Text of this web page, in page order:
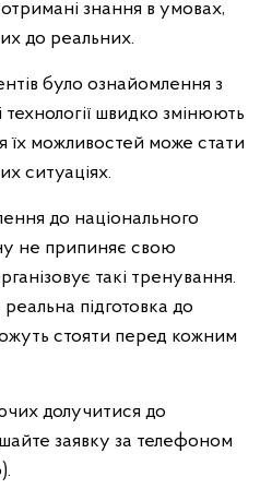
знання в умовах,
до реальних.
було ознайомлення з
швидко змінюють
їх можливостей може стати
ситуаціях.
до національного
не припиняє свою
такі тренування.
підготовка до
стояти перед кожним
долучитися до
заявку за телефоном